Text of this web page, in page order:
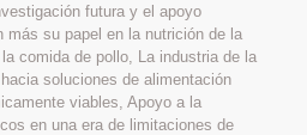
futura y el apoyo
más su papel en la nutrición de la
comida de pollo, La industria de la
soluciones de alimentación
viables, Apoyo a la
en una era de limitaciones de